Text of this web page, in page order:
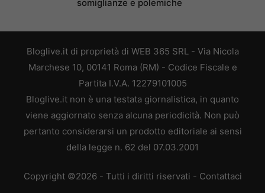
somiglianze e polemiche
Bloglive.it di proprietà di WEB 365 SRL - Via Nicola
Marchese 10, 00141 Roma (RM) - Codice Fiscale e
Partita I.V.A. 12279101005
Bloglive.it non è una testata giornalistica, in quanto
viene aggiornato senza alcuna periodicità. Non può
pertanto considerarsi un prodotto editoriale ai sensi
della legge n. 62 del 07.03.2001
Copyright ©2026 - Tutti i diritti riservati - Contattaci